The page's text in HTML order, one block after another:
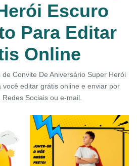
Escuro
Para Editar
Online
Convite De Aniversário Super Herói
você editar grátis online e enviar por
Sociais ou e-mail.